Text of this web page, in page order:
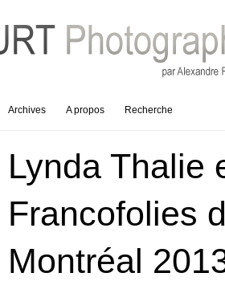
Archives A propos Recherche
Lynda Thalie
Francofolies
Montréal